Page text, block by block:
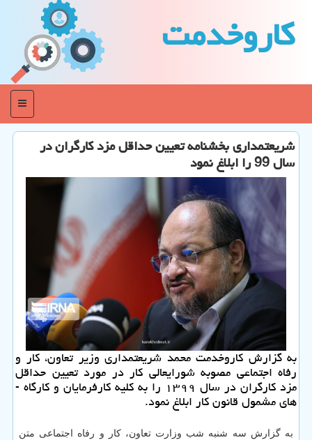
كاروخدمت
منو
شریعتمداری بخشنامه تعیین حداقل مزد كارگران در
سال 99 را ابلاغ نمود
به گزارش كاروخدمت محمد شریعتمداری وزیر تعاون، كار و
رفاه اجتماعی مصوبه شورایعالی كار در مورد تعیین حداقل
مزد كارگران در سال ۱۳۹۹ را به كلیه كارفرمایان و كارگاه ­
های مشمول قانون كار ابلاغ نمود.
به گزارش سه شنبه شب وزارت تعاون، كار و رفاه اجتماعی متن